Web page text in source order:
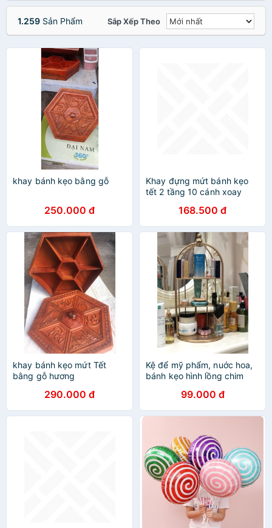
1.259 Sản Phẩm Sắp Xếp Theo
khay bánh kẹo bằng gỗ
250.000 đ
Khay đựng mứt bánh kẹo
tết 2 tầng 10 cánh xoay
168.500 đ
khay bánh kẹo mứt Tết
bằng gỗ hương
290.000 đ
Kệ để mỹ phẩm, nuớc hoa,
bánh kẹo hình lồng chim
99.000 đ